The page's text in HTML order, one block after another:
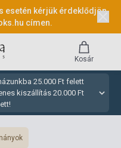
esetén kérjük érdeklődjön
címen.
25.000 Ft felett
kiszállítás 20.000 Ft
Kosár